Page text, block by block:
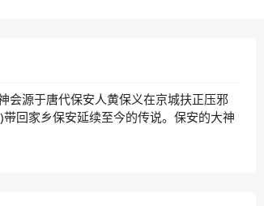
会源于唐代保安人黄保义在京城扶正压邪
回家乡保安延续至今的传说。保安的大神